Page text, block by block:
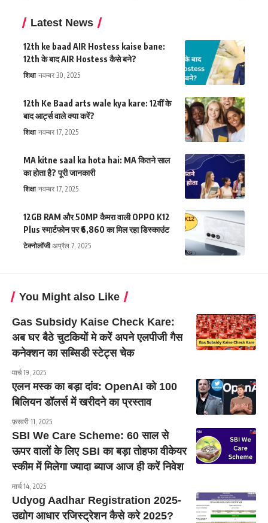
Latest News
12th ke baad AIR Hostess kaise bane:
12th के बाद AIR Hostess कैसे बने?
शिक्षा नवम्बर 30, 2025
12th Ke Baad arts wale kya kare: 12वीं के
बाद आर्ट्स वाले क्या करें?
शिक्षा नवम्बर 17, 2025
MA kitne saal ka hota hai: MA कितने साल
का होता है? पूरी जानकारी
शिक्षा नवम्बर 17, 2025
12GB RAM और 50MP कैमरा वाली OPPO K12
Plus स्मार्टफोन पर ₹6,860 का मिल रहा डिस्काउंट
टेक्नोलॉजी अप्रैल 7, 2025
You Might also Like
Gas Subsidy Kaise Check Kare:
अब घर बैठे चुटकियोें मे करेें अपने एलपीजी गैस
कनेक्शन का सब्सिडी स्टेट्स चेक
मार्च 19, 2025
एलन मस्क का बड़ा दांव: OpenAI को 100
बिलियन डॉलर्स में खरीदने का प्रस्ताव
फ़रवरी 11, 2025
SBI We Care Scheme: 60 साल से
ऊपर वालों के लिए SBI का बड़ा तोहफा वीकेयर
स्कीम में मिलेगा ज्यादा ब्याज आज ही करें निवेश
मार्च 14, 2025
Udyog Aadhar Registration 2025-
उद्योग आधार रजिस्ट्रेशन कैसे करे 2025?